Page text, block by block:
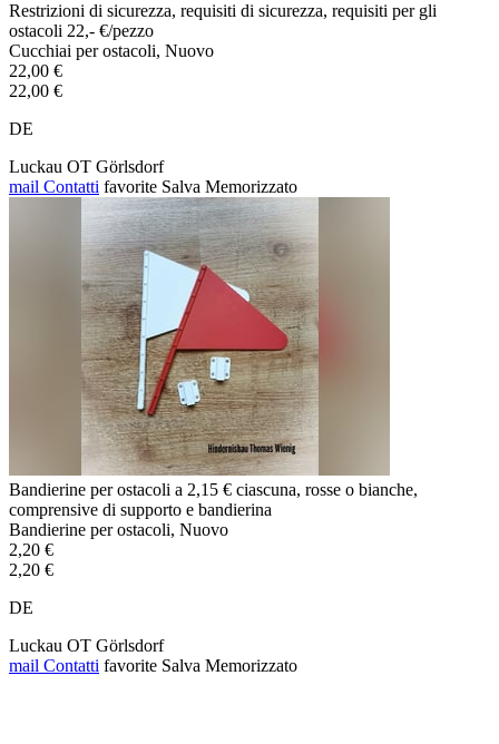
Restrizioni di sicurezza, requisiti di sicurezza, requisiti per gli
ostacoli 22,- €/pezzo
Cucchiai per ostacoli, Nuovo
22,00 €
22,00 €
DE
Luckau OT Görlsdorf
mail Contatti favorite Salva Memorizzato
Bandierine per ostacoli a 2,15 € ciascuna, rosse o bianche,
comprensive di supporto e bandierina
Bandierine per ostacoli, Nuovo
2,20 €
2,20 €
DE
Luckau OT Görlsdorf
mail Contatti favorite Salva Memorizzato